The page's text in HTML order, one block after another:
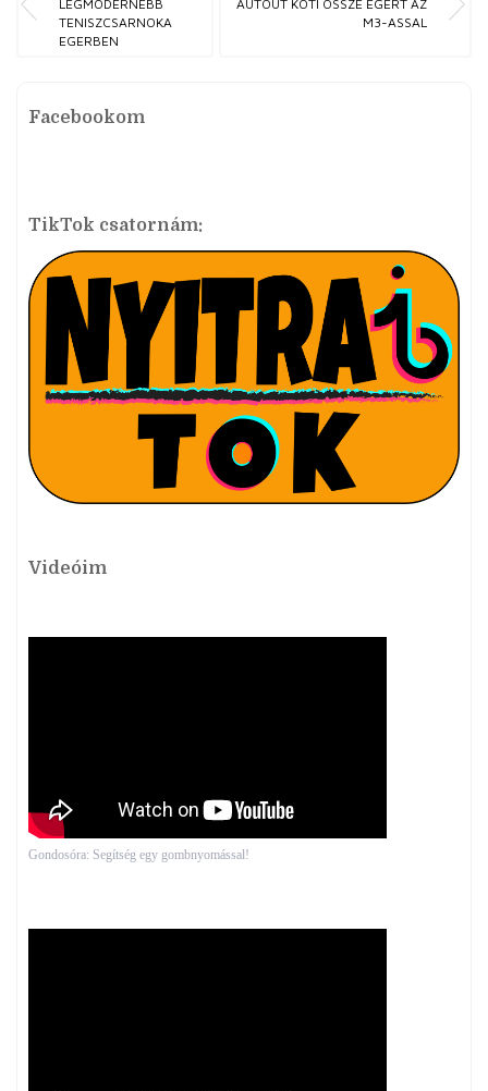
LEGMODERNEBB
TENISZCSARNOKA
EGERBEN
AUTÓÚT KÖTI ÖSSZE EGERT AZ
M3-ASSAL
Facebookom
TikTok csatornám:
Videóim
Gondosóra: Segítség egy gombnyomással!